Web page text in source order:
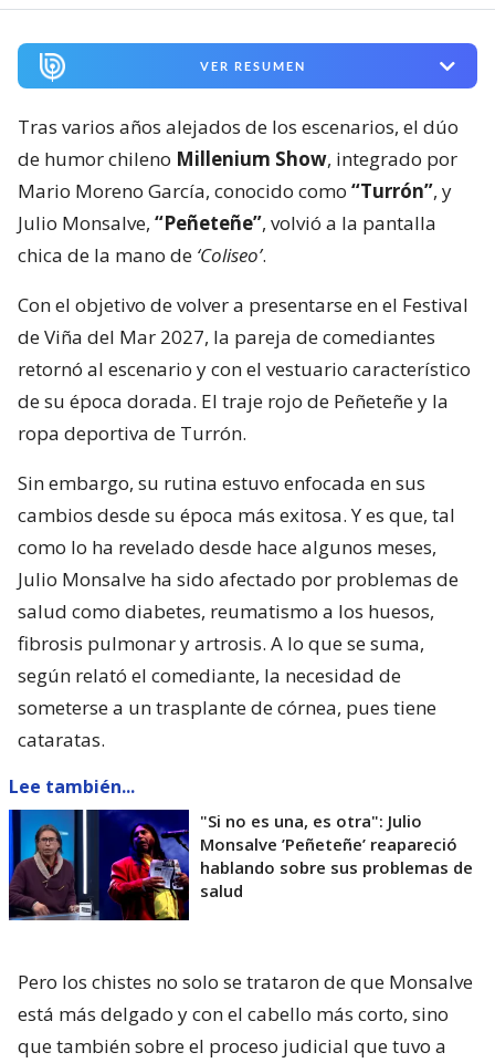
VER RESUMEN
Tras varios años alejados de los escenarios, el dúo
de humor chileno Millenium Show, integrado por
Mario Moreno García, conocido como “Turrón”, y
Julio Monsalve, “Peñeteñe”, volvió a la pantalla
chica de la mano de ‘Coliseo’.
Con el objetivo de volver a presentarse en el Festival
de Viña del Mar 2027, la pareja de comediantes
retornó al escenario y con el vestuario característico
de su época dorada. El traje rojo de Peñeteñe y la
ropa deportiva de Turrón.
Sin embargo, su rutina estuvo enfocada en sus
cambios desde su época más exitosa. Y es que, tal
como lo ha revelado desde hace algunos meses,
Julio Monsalve ha sido afectado por problemas de
salud como diabetes, reumatismo a los huesos,
fibrosis pulmonar y artrosis. A lo que se suma,
según relató el comediante, la necesidad de
someterse a un trasplante de córnea, pues tiene
cataratas.
Lee también...
"Si no es una, es otra": Julio
Monsalve ’Peñeteñe’ reapareció
hablando sobre sus problemas de
salud
Pero los chistes no solo se trataron de que Monsalve
está más delgado y con el cabello más corto, sino
que también sobre el proceso judicial que tuvo a